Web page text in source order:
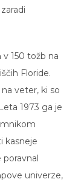
150 tožb na
Floride.
veter, ki so
1973 ga je
kasneje
univerze,